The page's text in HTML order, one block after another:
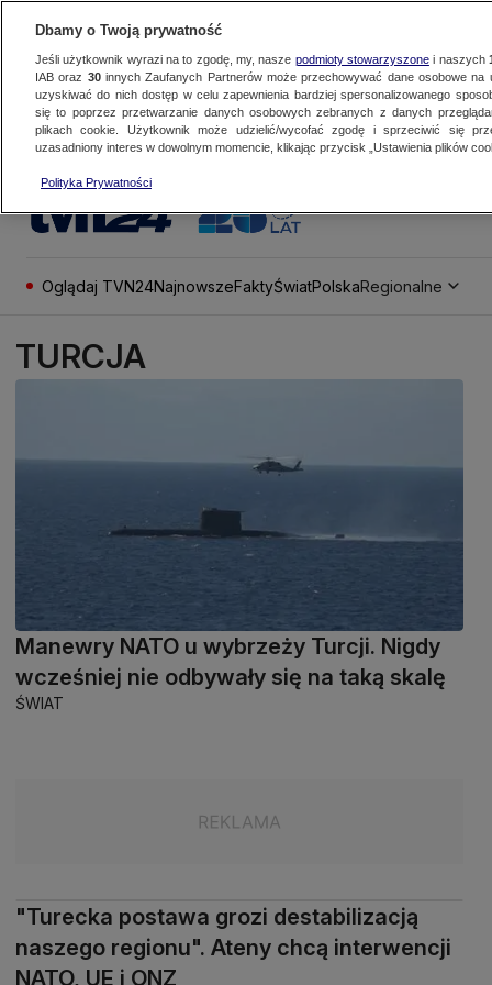
Oglądaj TVN24NajnowszeFaktyŚwiatPolskaRegionalne
TURCJA
Manewry NATO u wybrzeży Turcji. Nigdy
wcześniej nie odbywały się na taką skalę
ŚWIAT
"Turecka postawa grozi destabilizacją
naszego regionu". Ateny chcą interwencji
NATO, UE i ONZ
Dbamy o Twoją prywatność
Jeśli użytkownik wyrazi na to zgodę, my, nasze podmioty stowarzyszonei naszych
IAB oraz 30innych Zaufanych Partnerów może przechowywać dane osobowe na
uzyskiwać do nich dostęp w celu zapewnienia bardziej spersonalizowanego
się to poprzez przetwarzanie danych osobowych zebranych z danych
plikach cookie. Użytkownik może udzielić/wycofać zgodę i sprzeciwić się
uzasadniony interes w dowolnym momencie, klikając przycisk „Ustawienia plików
Polityka Prywatności